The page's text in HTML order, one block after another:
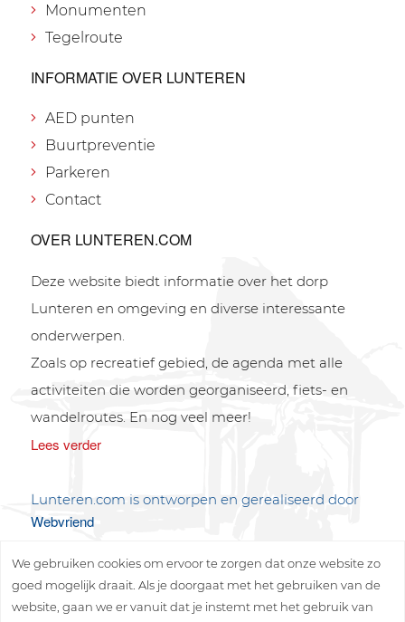
Monumenten
Tegelroute
INFORMATIE OVER LUNTEREN
AED punten
Buurtpreventie
Parkeren
Contact
OVER LUNTEREN.COM
Deze website biedt informatie over het dorp
Lunteren en omgeving en diverse interessante
onderwerpen.
Zoals op recreatief gebied, de agenda met alle
activiteiten die worden georganiseerd, fiets- en
wandelroutes. En nog veel meer!
Lees verder
Lunteren.com is ontworpen en gerealiseerd door
Webvriend
We gebruiken cookies om ervoor te zorgen dat onze website zo
goed mogelijk draait. Als je doorgaat met het gebruiken van de
website, gaan we er vanuit dat je instemt met het gebruik van